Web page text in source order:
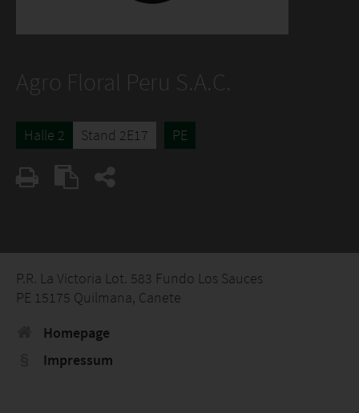
Agro Floral Peru S.A.C.
Halle 2 Stand 2E17 PE
P.R. La Victoria Lot. 583 Fundo Los Sauces
PE 15175 Quilmana, Canete
Homepage
Impressum